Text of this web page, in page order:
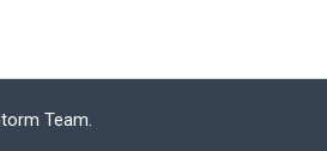
Team.